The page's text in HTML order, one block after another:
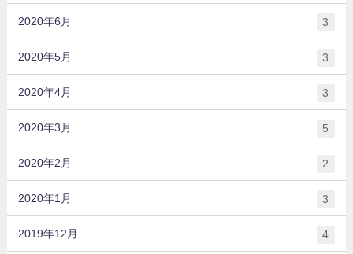
2020年6月 3
2020年5月 3
2020年4月 3
2020年3月 5
2020年2月 2
2020年1月 3
2019年12月 4